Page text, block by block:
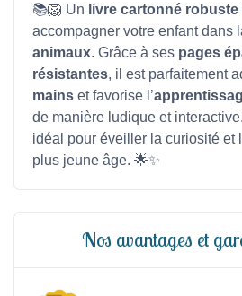
📚🦁 Un livre cartonné robuste
accompagner votre enfant dans
animaux. Grâce à ses pages
résistantes, il est parfaitement
mains et favorise l’
de manière ludique et
idéal pour éveiller la curiosité et
plus jeune âge. 🌟✨
Nos avantages et